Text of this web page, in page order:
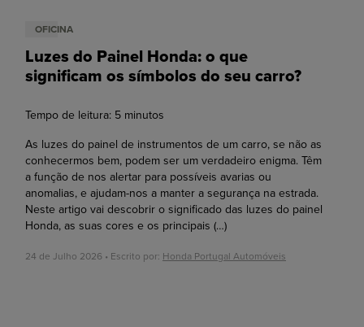
OFICINA
Luzes do Painel Honda: o que
significam os símbolos do seu carro?
Tempo de leitura: 5 minutos
As luzes do painel de instrumentos de um carro, se não as
conhecermos bem, podem ser um verdadeiro enigma. Têm
a função de nos alertar para possíveis avarias ou
anomalias, e ajudam-nos a manter a segurança na estrada.
Neste artigo vai descobrir o significado das luzes do painel
Honda, as suas cores e os principais (…)
24 de Julho 2026 • Escrito por: Honda Portugal Automóveis